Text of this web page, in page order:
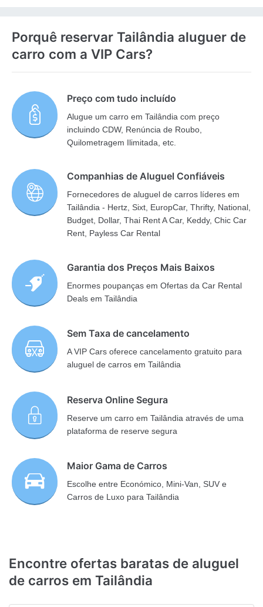
Porquê reservar Tailândia aluguer de
carro com a VIP Cars?
Preço com tudo incluído
Alugue um carro em Tailândia com preço
incluindo CDW, Renúncia de Roubo,
Quilometragem Ilimitada, etc.
Companhias de Aluguel Confiáveis
Fornecedores de aluguel de carros líderes em
Tailândia - Hertz, Sixt, EuropCar, Thrifty, National,
Budget, Dollar, Thai Rent A Car, Keddy, Chic Car
Rent, Payless Car Rental
Garantia dos Preços Mais Baixos
Enormes poupanças em Ofertas da Car Rental
Deals em Tailândia
Sem Taxa de cancelamento
A VIP Cars oferece cancelamento gratuito para
aluguel de carros em Tailândia
Reserva Online Segura
Reserve um carro em Tailândia através de uma
plataforma de reserve segura
Maior Gama de Carros
Escolhe entre Económico, Mini-Van, SUV e
Carros de Luxo para Tailândia
Encontre ofertas baratas de aluguel
de carros em Tailândia